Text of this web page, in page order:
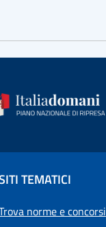
TEMATICI
norme e concorsi